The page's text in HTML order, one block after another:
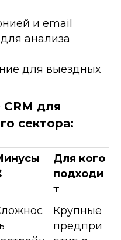
и email
анализа
для выездных
для
сектора:
Для кого
подходи
т
Крупные
предпри